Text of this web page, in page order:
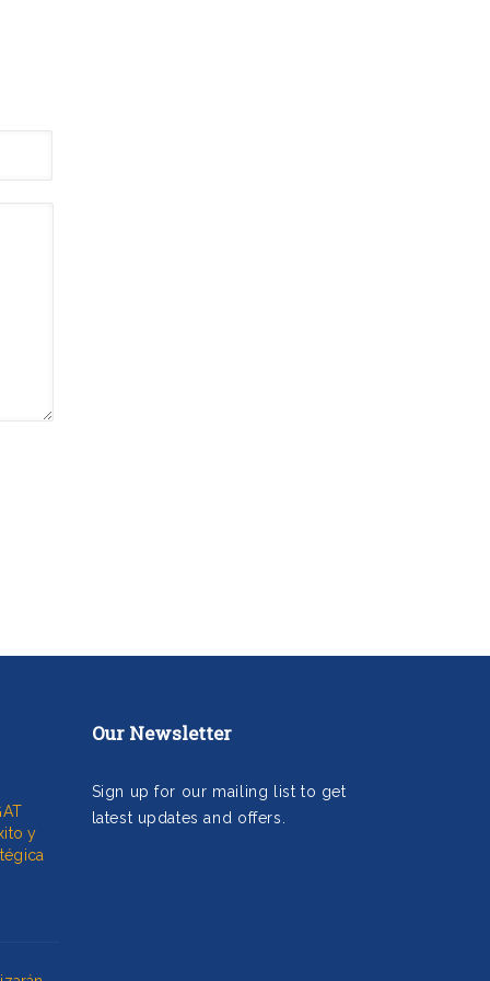
y
Our Newsletter
Sign up for our mailing list to get
latest updates and offers.